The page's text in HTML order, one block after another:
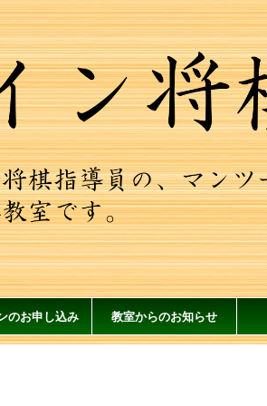
のお申し込み 教室からのお知らせ